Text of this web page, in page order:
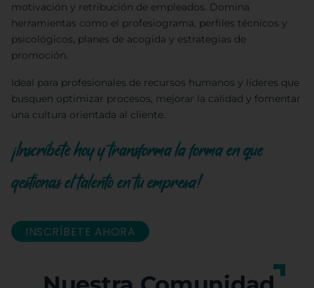
motivación y retribución de empleados. Domina
herramientas como el profesiograma, perfiles técnicos y
psicológicos, planes de acogida y estrategias de
promoción.
Ideal para profesionales de recursos humanos y líderes que
busquen optimizar procesos, mejorar la calidad y fomentar
una cultura orientada al cliente.
¡Inscríbete hoy y transforma la forma en que
gestionas el talento en tu empresa!
INSCRÍBETE AHORA